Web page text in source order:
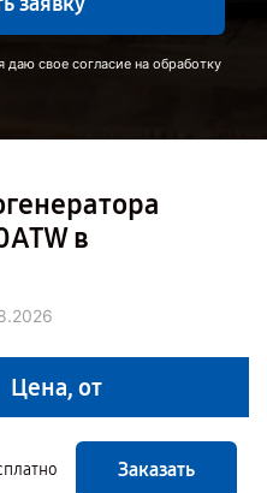
свое согласие на обработку
в
Цена, от
Заказать